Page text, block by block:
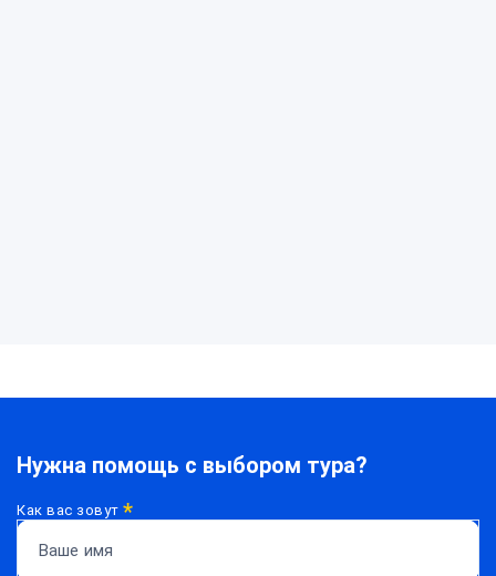
Нужна помощь с выбором тура?
Как вас зовут*